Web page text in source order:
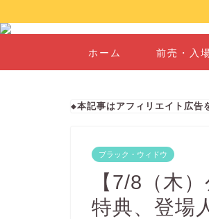
ホーム 前売・入
◆本記事はアフィリエイト広告
ブラック・ウィドウ
【7/8（木
特典、登場